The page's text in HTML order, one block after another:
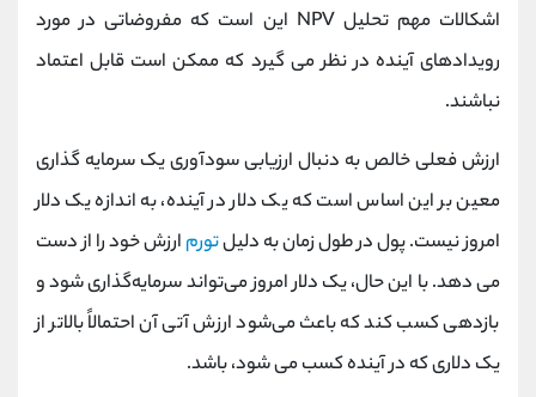
اشکالات مهم تحلیل NPV این است که مفروضاتی در مورد
رویدادهای آینده در نظر می گیرد که ممکن است قابل اعتماد
نباشند.
ارزش فعلی خالص به دنبال ارزیابی سودآوری یک سرمایه گذاری
معین بر این اساس است که یک دلار در آینده، به اندازه یک دلار
امروز نیست. پول در طول زمان به دلیلتورم ارزش خود را از دست
می دهد. با این حال، یک دلار امروز می‌تواند سرمایه‌گذاری شود و
بازدهی کسب کند که باعث می‌شود ارزش آتی آن احتمالاً بالاتر از
یک دلاری که در آینده کسب می شود، باشد.